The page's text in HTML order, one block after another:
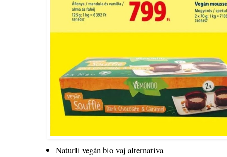
Naturli vegán bio vaj alternatíva